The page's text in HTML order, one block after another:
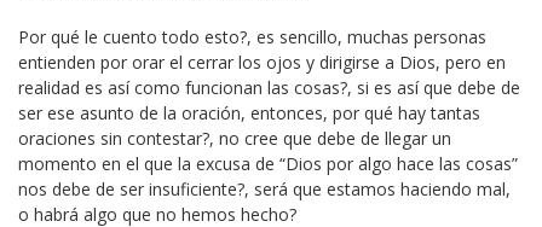
Por qué le cuento todo esto?, es sencillo, muchas personas
entienden por orar el cerrar los ojos y dirigirse a Dios, pero en
realidad es así como funcionan las cosas?, si es así que debe de
ser ese asunto de la oración, entonces, por qué hay tantas
oraciones sin contestar?, no cree que debe de llegar un
momento en el que la excusa de “Dios por algo hace las cosas”
nos debe de ser insuficiente?, será que estamos haciendo mal,
o habrá algo que no hemos hecho?